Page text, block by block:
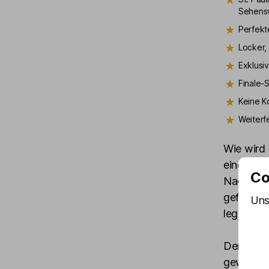
Locker,
Finale-
Keine
Wie wird
einen
Dennis